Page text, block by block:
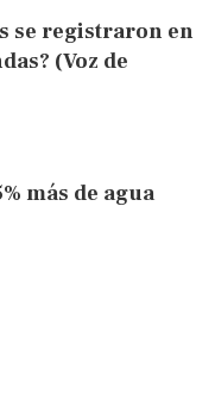
se registraron en
(Voz de
más de agua